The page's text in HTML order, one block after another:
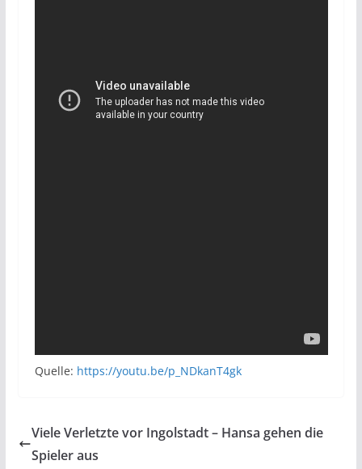
Quelle: https://youtu.be/p_NDkanT4gk
Viele Verletzte vor Ingolstadt – Hansa gehen die
Spieler aus